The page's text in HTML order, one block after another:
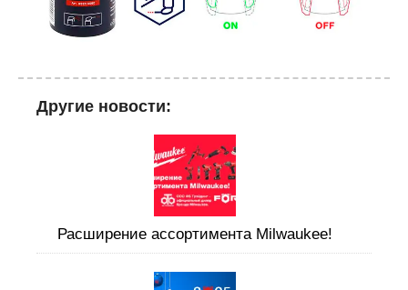
Другие новости:
Расширение ассортимента Milwaukee!